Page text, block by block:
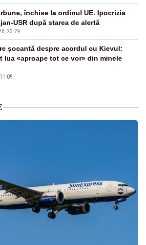
23:29
închise la ordinul UE. Ipocrizia
USR după starea de alertă
șocantă despre acordul cu Kievul:
lua «aproape tot ce vor» din minele